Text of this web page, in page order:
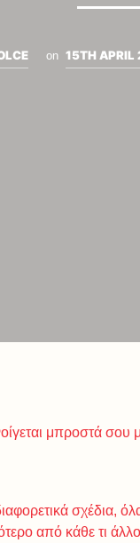
on 15TH APRIL
μπροστά
σχέδια,
από κάθε τι